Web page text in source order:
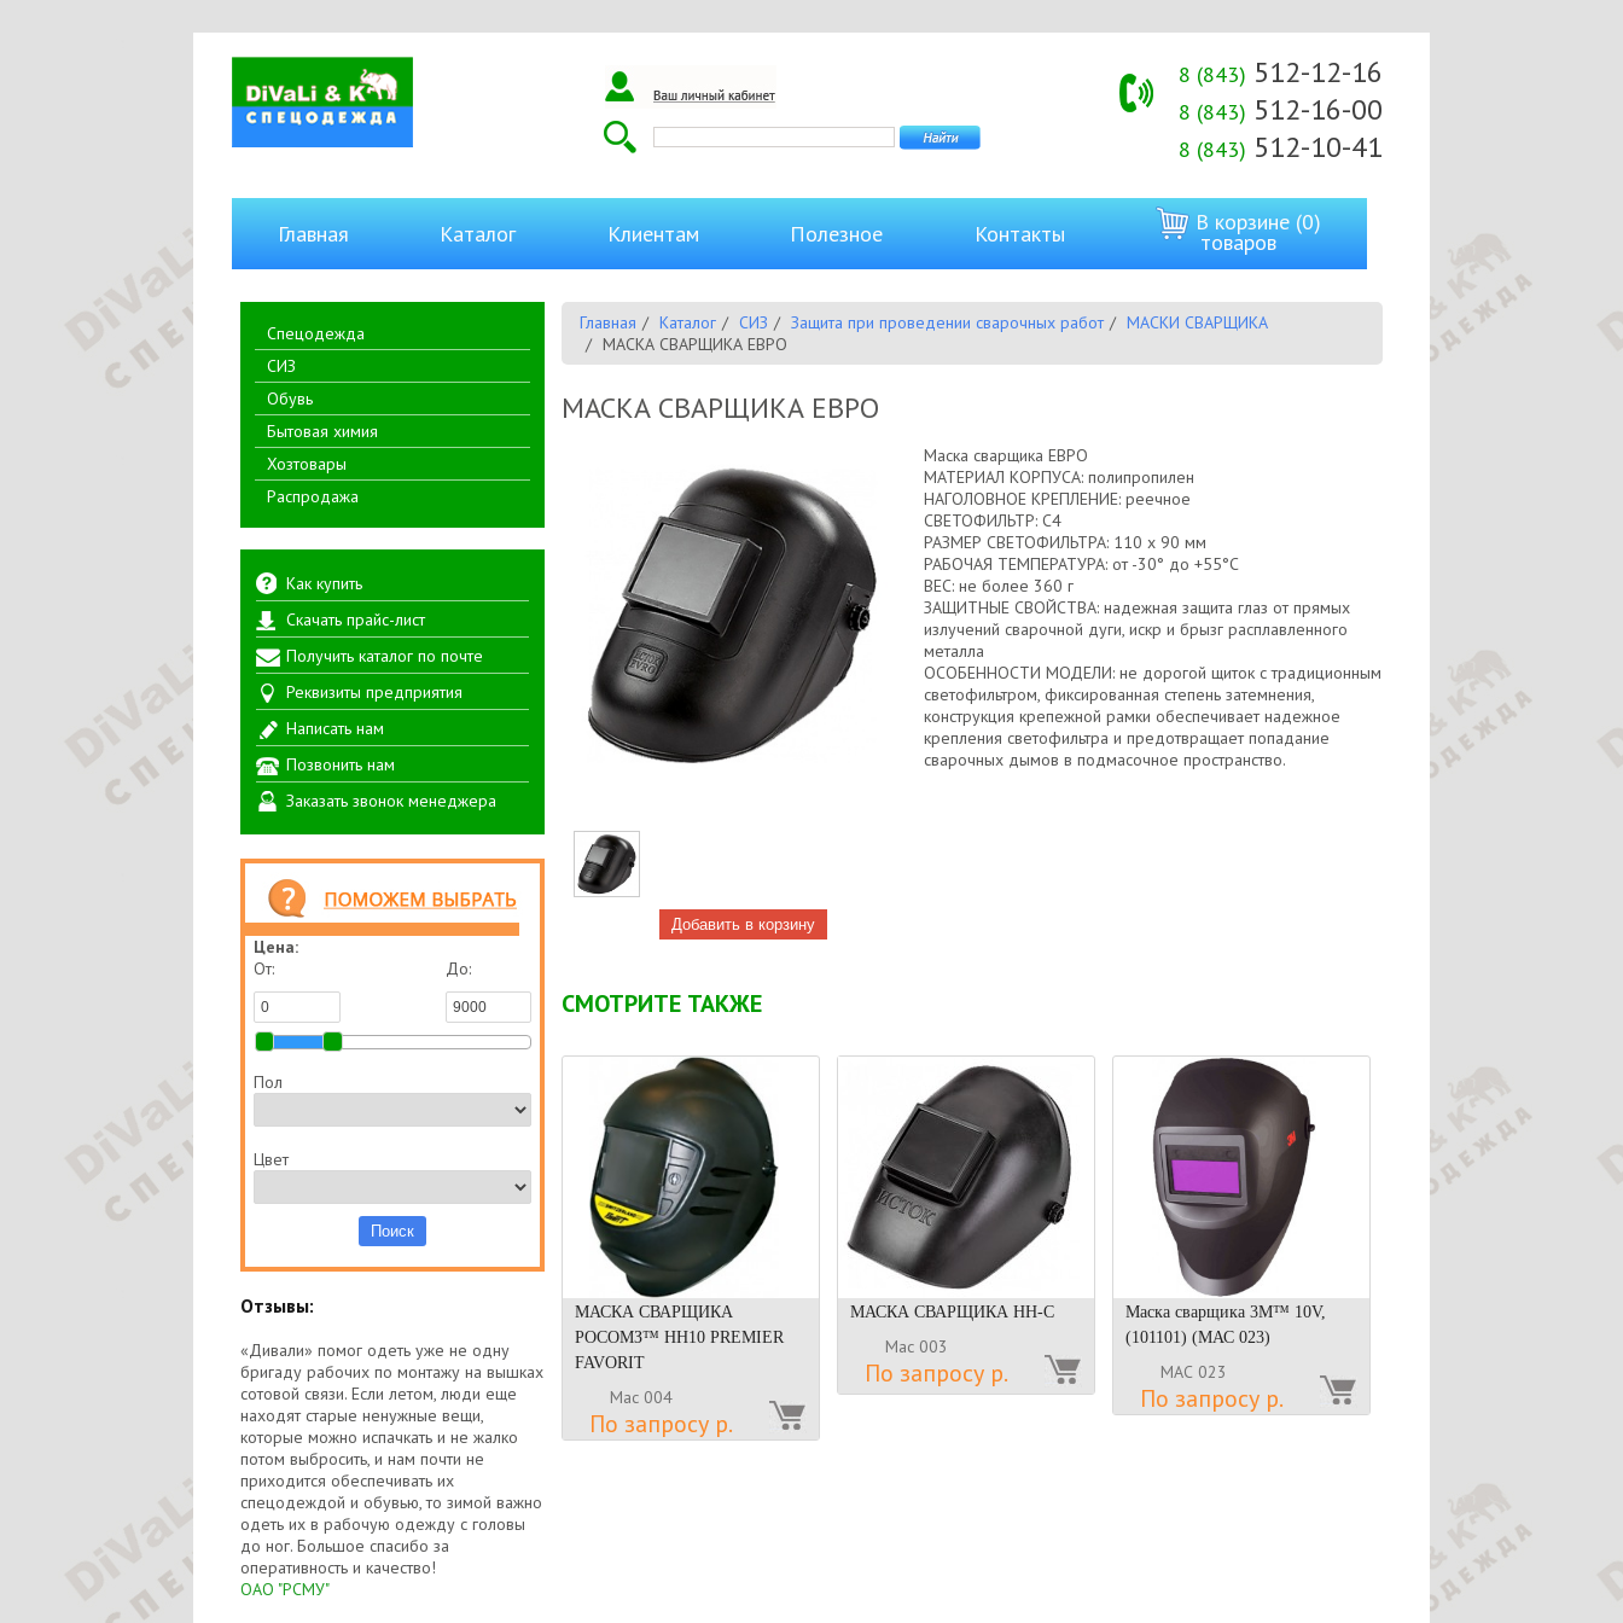
8 (843) 512-12-16
8 (843) 512-16-00
8 (843) 512-10-41
Главная Каталог Клиентам Полезное Контакты В корзине (0)
товаров
Спецодежда
СИЗ
Обувь
Бытовая химия
Хозтовары
Распродажа
Как купить
Скачать прайс-лист
Получить каталог по почте
Реквизиты предприятия
Написать нам
Позвонить нам
Заказать звонок менеджера
Цена:
От:
До:
Пол
Цвет
Отзывы:
«Дивали» помог одеть уже не одну
бригаду рабочих по монтажу на вышках
сотовой связи. Если летом, люди еще
находят старые ненужные вещи,
которые можно испачкать и не жалко
потом выбросить, и нам почти не
приходится обеспечивать их
спецодеждой и обувью, то зимой важно
одеть их в рабочую одежду с головы
до ног. Большое спасибо за
оперативность и качество!
ОАО "РСМУ"
Главная Каталог СИЗ Защита при проведении сварочных работ
МАСКИ СВАРЩИКА
МАСКА СВАРЩИКА ЕВРО
МАСКА СВАРЩИКА ЕВРО
Маска сварщика ЕВРО
МАТЕРИАЛ КОРПУСА: полипропилен
НАГОЛОВНОЕ КРЕПЛЕНИЕ: реечное
СВЕТОФИЛЬТР: С4
РАЗМЕР СВЕТОФИЛЬТРА: 110 х 90 мм
РАБОЧАЯ ТЕМПЕРАТУРА: от -30° до +55°С
ВЕС: не более 360 г
ЗАЩИТНЫЕ СВОЙСТВА: надежная защита глаз от прямых
излучений сварочной дуги, искр и брызг расплавленного
металла
ОСОБЕННОСТИ МОДЕЛИ: не дорогой щиток с традиционным
светофильтром, фиксированная степень затемнения,
конструкция крепежной рамки обеспечивает надежное
крепления светофильтра и предотвращает попадание
сварочных дымов в подмасочное пространство.
СМОТРИТЕ ТАКЖЕ
МАСКА СВАРЩИКА
РОСОМЗ™ НН10 PREMIER
FAVORIT
Мас 004
По запросу р.
МАСКА СВАРЩИКА НН-С
Мас 003
По запросу р.
Маска сварщика 3М™ 10V,
(101101) (МАС 023)
МАС 023
По запросу р.